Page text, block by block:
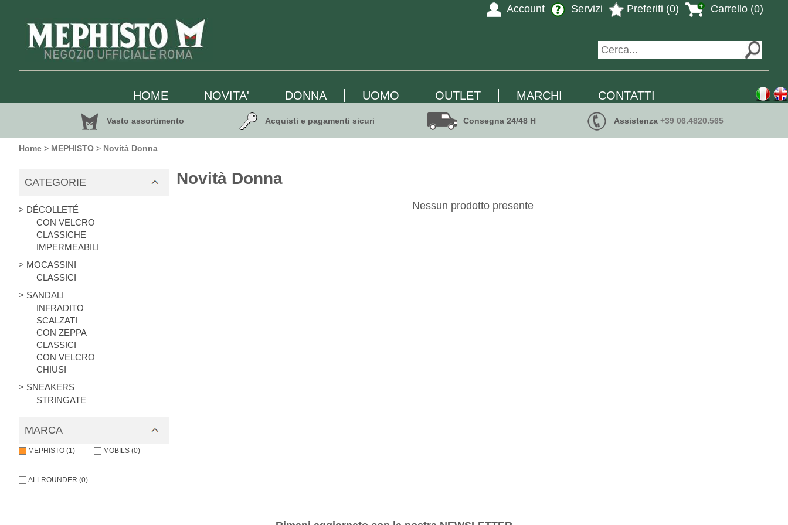
Carrello (0)
Preferiti (0)
Servizi
Account
HOME NOVITA' DONNA UOMO OUTLET MARCHI CONTATTI
Vasto assortimento Acquisti e pagamenti sicuri Consegna 24/48 H Assistenza+39 06.4820.565
Home > MEPHISTO > Novità Donna
CATEGORIE
> DÉCOLLETÉ
CON VELCRO
CLASSICHE
IMPERMEABILI
> MOCASSINI
CLASSICI
> SANDALI
INFRADITO
SCALZATI
CON ZEPPA
CLASSICI
CON VELCRO
CHIUSI
> SNEAKERS
STRINGATE
MARCA
MEPHISTO (1) MOBILS (0)
ALLROUNDER (0)
Novità Donna
Nessun prodotto presente